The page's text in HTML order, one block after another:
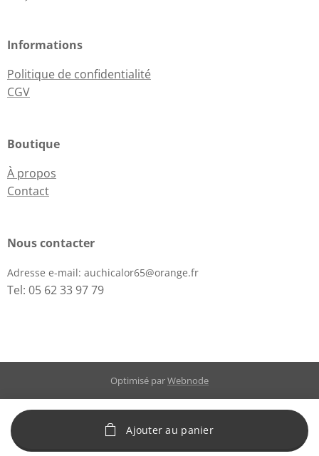
Ajouter au panier
Informations
Politique de confidentialité
CGV
Boutique
À propos
Contact
Nous contacter
Adresse e-mail: auchicalor65@orange.fr
Tel: 05 62 33 97 79
Optimisé parWebnode